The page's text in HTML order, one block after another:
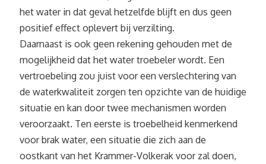
het water in dat geval hetzelfde blijft en dus geen
positief effect oplevert bij verzilting.
Daarnaast is ook geen rekening gehouden met de
mogelijkheid dat het water troebeler wordt. Een
vertroebeling zou juist voor een verslechtering van
de waterkwaliteit zorgen ten opzichte van de huidige
situatie en kan door twee mechanismen worden
veroorzaakt. Ten eerste is troebelheid kenmerkend
voor brak water, een situatie die zich aan de
oostkant van het Krammer-Volkerak voor zal doen,